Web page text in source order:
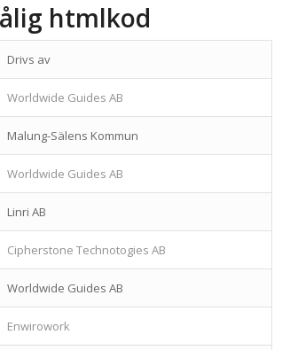
htmlkod
Drivs av
Worldwide Guides AB
Malung-Sälens Kommun
Worldwide Guides AB
Linri AB
Cipherstone Technotogies AB
Worldwide Guides AB
Enwirowork